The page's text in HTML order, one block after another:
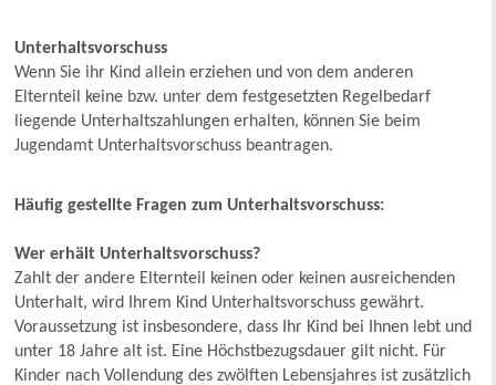
Unterhaltsvorschuss
Wenn Sie ihr Kind allein erziehen und von dem anderen
Elternteil keine bzw. unter dem festgesetzten Regelbedarf
liegende Unterhaltszahlungen erhalten, können Sie beim
Jugendamt Unterhaltsvorschuss beantragen.
Häufig gestellte Fragen zum Unterhaltsvorschuss:
Wer erhält Unterhaltsvorschuss?
Zahlt der andere Elternteil keinen oder keinen ausreichenden
Unterhalt, wird Ihrem Kind Unterhaltsvorschuss gewährt.
Voraussetzung ist insbesondere, dass Ihr Kind bei Ihnen lebt und
unter 18 Jahre alt ist. Eine Höchstbezugsdauer gilt nicht. Für
Kinder nach Vollendung des zwölften Lebensjahres ist zusätzlich